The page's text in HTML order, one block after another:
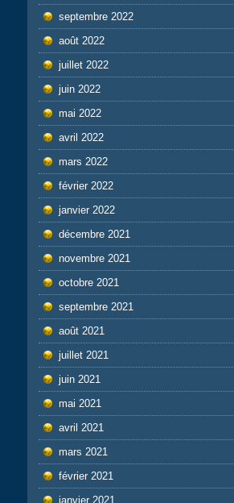
septembre 2022
août 2022
juillet 2022
juin 2022
mai 2022
avril 2022
mars 2022
février 2022
janvier 2022
décembre 2021
novembre 2021
octobre 2021
septembre 2021
août 2021
juillet 2021
juin 2021
mai 2021
avril 2021
mars 2021
février 2021
janvier 2021